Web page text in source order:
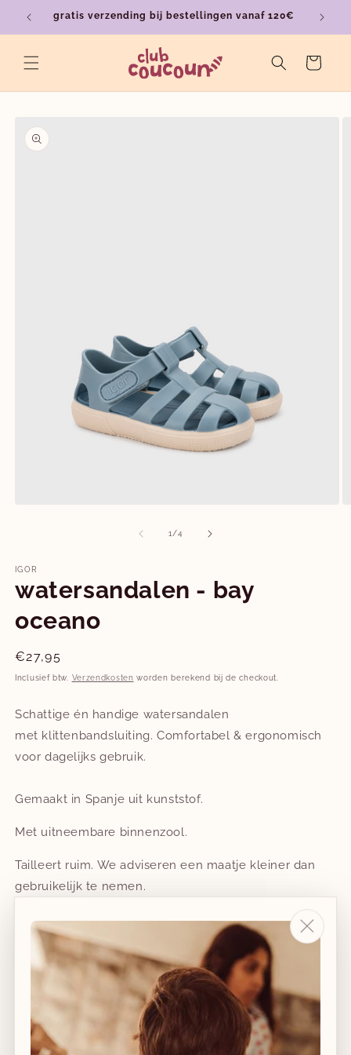
naar de
content
gratis verzending bij bestellingen vanaf 120€
Winkelwagen
direct naar
1 /van
4
IGOR
watersandalen - bay
oceano
Normale
prijs
€27,95
Inclusief btw. Verzendkosten worden berekend bij de checkout.
Schattige én handige watersandalen
met klittenbandsluiting. Comfortabel & ergonomisch
voor dagelijks gebruik.
Gemaakt in Spanje uit kunststof.
Met uitneembare binnenzool.
Tailleert ruim. We adviseren een maatje kleiner dan
gebruikelijk te nemen.
Schoenmaat
Aantal
verlagen
Aantal
verhogen